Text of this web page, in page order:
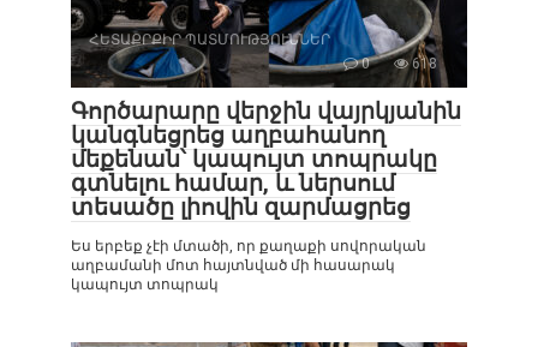
ՀԵՏԱՔՐՔԻՐ ՊԱՏՄՈՒԹՅՈՒՆՆԵՐ
0
618
Գործարարը վերջին վայրկյանին
կանգնեցրեց աղբահանող
մեքենան՝ կապույտ տոպրակը
գտնելու համար, և ներսում
տեսածը լիովին զարմացրեց
Ես երբեք չէի մտածի, որ քաղաքի սովորական
աղբամանի մոտ հայտնված մի հասարակ
կապույտ տոպրակ